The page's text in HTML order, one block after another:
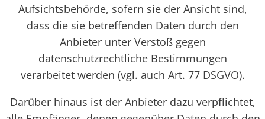
Aufsichtsbehörde, sofern sie der Ansicht sind,
dass die sie betreffenden Daten durch den
Anbieter unter Verstoß gegen
datenschutzrechtliche Bestimmungen
verarbeitet werden (vgl. auch Art. 77 DSGVO).
Darüber hinaus ist der Anbieter dazu verpflichtet,